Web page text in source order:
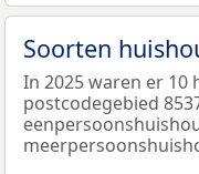
Soorten
In 2025 waren er 10
postcodegebied